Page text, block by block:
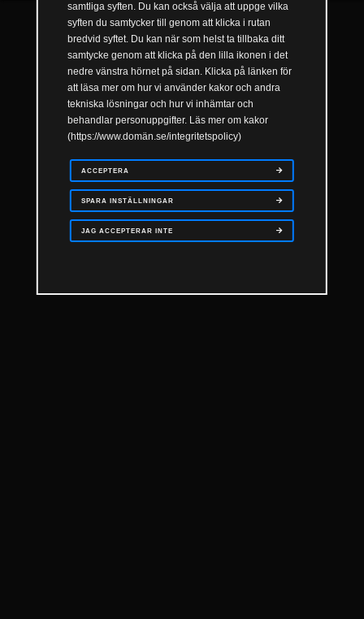
Solskydd
samtliga syften. Du kan också välja att uppge vilka
syften du samtycker till genom att klicka i rutan
bredvid syftet. Du kan när som helst ta tillbaka ditt
samtycke genom att klicka på den lilla ikonen i det
nedre vänstra hörnet på sidan. Klicka på länken för
att läsa mer om hur vi använder kakor och andra
tekniska lösningar och hur vi inhämtar och
behandlar personuppgifter. Läs mer om kakor
(https://www.domän.se/integritetspolicy)
JAG ACCEPTERAR INTE
SPARA INSTÄLLNINGAR
ACCEPTERA